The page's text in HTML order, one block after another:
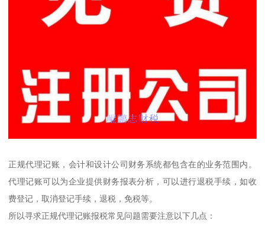
正规代理记账，会计和设计公司财务系统都包含在的业务范围内。
代理记账可以为企业提供财务报表分析，可以进行退税手续，如收
费登记，取消登记手续，退税，免税等。
所以寻求正规代理记账报税常见问题需要注意以下几点：